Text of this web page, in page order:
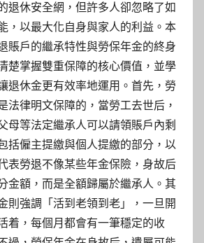
退休安全網，但許多人卻忽略了如
，以最大化自身與家人的利益。本
賬戶的繼承特性與勞保年金的終身
楚掌握雙重保障的核心價值，並學
退休金更有效率地運用。首先，勞
法律明文保障的，當勞工去世后，
母等法定繼承人可以請領賬戶內剩
括僱主提繳與個人提繳的部分，以
表勞退不像某些年金保險，身故后
金額，而是全額歸屬於繼承人。其
則強調「活到老領到老」，一旦開
着，每個月都會有一筆穩定的收